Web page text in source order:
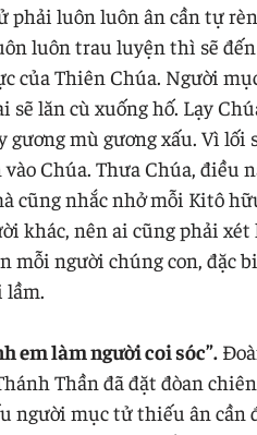
phải luôn luôn ân cần tự
luôn trau luyện thì sẽ
của Thiên Chúa. Người
lăn cù xuống hố. Lạy
gương mù gương xấu. Vì lối
Chúa. Thưa Chúa, điều
cũng nhắc nhở mỗi Kitô
khác, nên ai cũng phải
mỗi người chúng con, đặc
lầm.
em làm người coi sóc”.
Thần đã đặt đòan chiên
người mục tử thiếu ân cần